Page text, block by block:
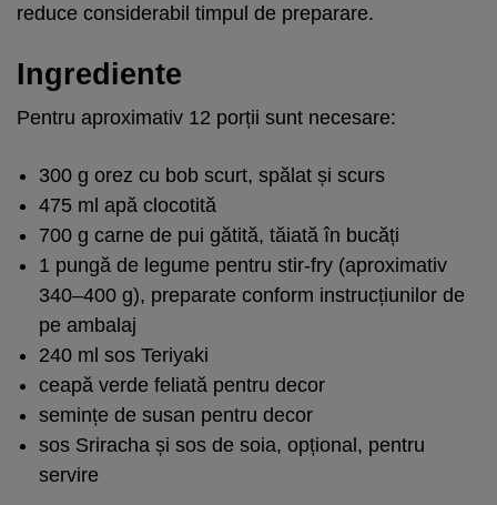
reduce considerabil timpul de preparare.
Ingrediente
Pentru aproximativ 12 porții sunt necesare:
300 g orez cu bob scurt, spălat și scurs
475 ml apă clocotită
700 g carne de pui gătită, tăiată în bucăți
1 pungă de legume pentru stir-fry (aproximativ
340–400 g), preparate conform instrucțiunilor de
pe ambalaj
240 ml sos Teriyaki
ceapă verde feliată pentru decor
semințe de susan pentru decor
sos Sriracha și sos de soia, opțional, pentru
servire